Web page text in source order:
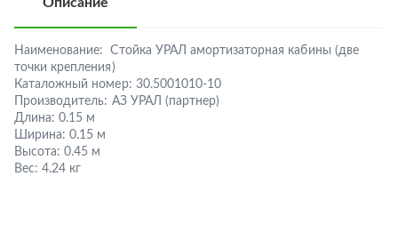
Наименование:
Стойка УРАЛ амортизаторная кабины (две
точки крепления)
Каталожный номер: 30.5001010-10
Производитель: АЗ УРАЛ (партнер)
Длина: 0.15 м
Ширина: 0.15 м
Высота: 0.45 м
Вес: 4.24 кг